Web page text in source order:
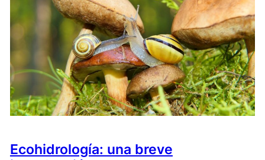
Ecohidrología: una breve